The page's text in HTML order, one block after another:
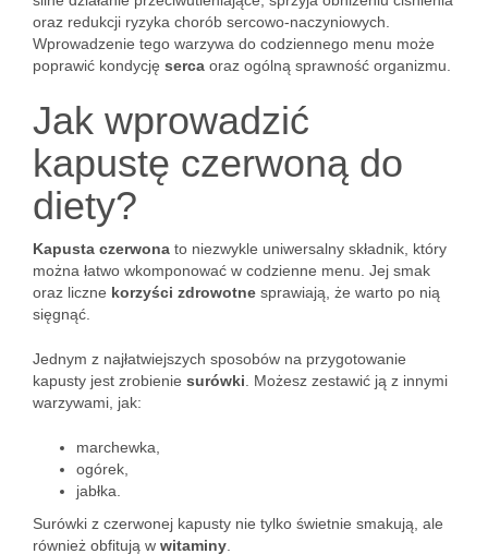
oraz redukcji ryzyka chorób sercowo-naczyniowych.
Wprowadzenie tego warzywa do codziennego menu może
poprawić kondycję serca oraz ogólną sprawność organizmu.
Jak wprowadzić
kapustę czerwoną do
diety?
Kapusta czerwona to niezwykle uniwersalny składnik, który
można łatwo wkomponować w codzienne menu. Jej smak
oraz liczne korzyści zdrowotne sprawiają, że warto po nią
sięgnąć.
Jednym z najłatwiejszych sposobów na przygotowanie
kapusty jest zrobienie surówki . Możesz zestawić ją z innymi
warzywami, jak:
marchewka,
ogórek,
jabłka.
Surówki z czerwonej kapusty nie tylko świetnie smakują, ale
również obfitują w witaminy